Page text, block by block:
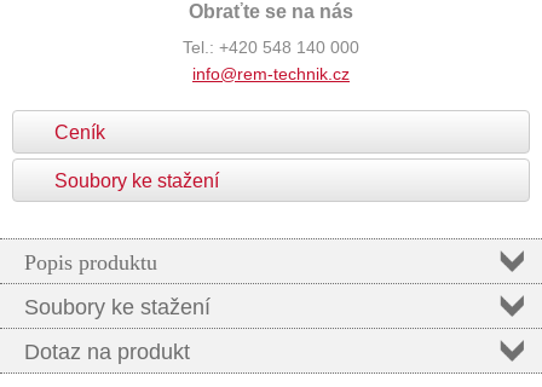
Obraťte se na nás
Tel.: +420 548 140 000
info@rem-technik.cz
Ceník
Soubory ke stažení
Popis produktu
Soubory ke stažení
Dotaz na produkt